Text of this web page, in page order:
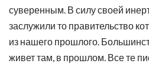
суверенным. В силу своей
заслужили то правительство
из нашего прошлого.
живет там, в прошлом. Все те